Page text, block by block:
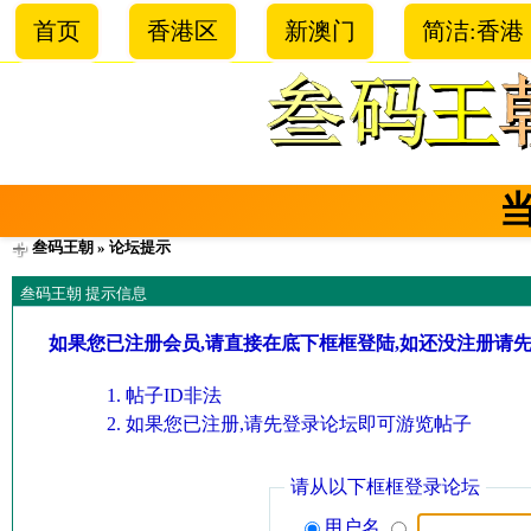
首页 香港区 新澳门 简洁:香港
叁码王朝 » 论坛提示
叁码王朝 提示信息
如果您已注册会员,请直接在底下框框登陆,如还没注册请
帖子ID非法
如果您已注册,请先登录论坛即可游览帖子
请从以下框框登录论坛
用户名